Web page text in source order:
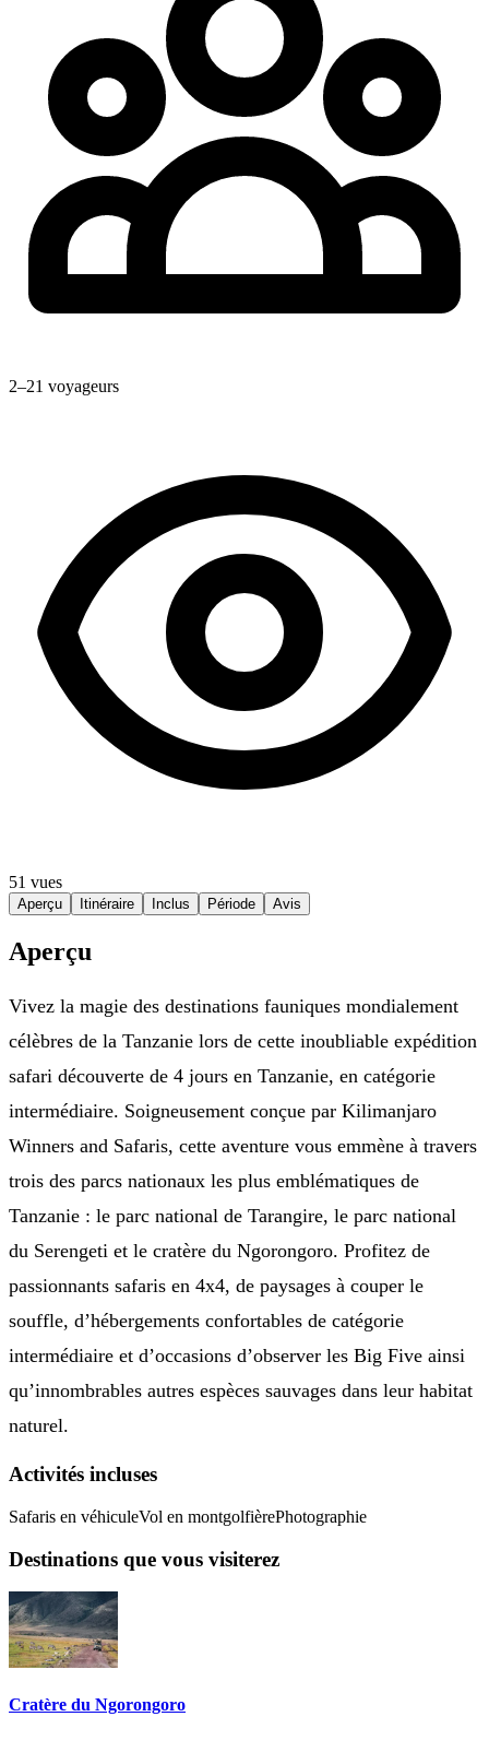
2–21 voyageurs
51 vues
Aperçu Itinéraire Inclus Période Avis
Aperçu
Vivez la magie des destinations fauniques mondialement
célèbres de la Tanzanie lors de cette inoubliable expédition
safari découverte de 4 jours en Tanzanie, en catégorie
intermédiaire. Soigneusement conçue par Kilimanjaro
Winners and Safaris, cette aventure vous emmène à travers
trois des parcs nationaux les plus emblématiques de
Tanzanie : le parc national de Tarangire, le parc national
du Serengeti et le cratère du Ngorongoro. Profitez de
passionnants safaris en 4x4, de paysages à couper le
souffle, d’hébergements confortables de catégorie
intermédiaire et d’occasions d’observer les Big Five ainsi
qu’innombrables autres espèces sauvages dans leur habitat
naturel.
Activités incluses
Safaris en véhiculeVol en montgolfièrePhotographie
Destinations que vous visiterez
Cratère du Ngorongoro